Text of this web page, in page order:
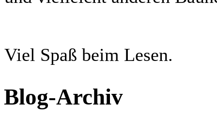
Viel Spaß beim Lesen.
Blog-Archiv